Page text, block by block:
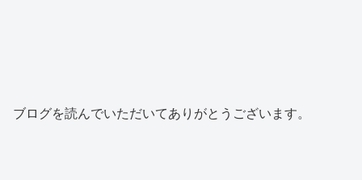
ブログを読んでいただいてありがとうございます。